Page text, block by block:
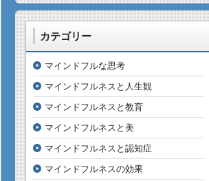
カテゴリー
マインドフルな思考
マインドフルネスと人生観
マインドフルネスと教育
マインドフルネスと美
マインドフルネスと認知症
マインドフルネスの効果